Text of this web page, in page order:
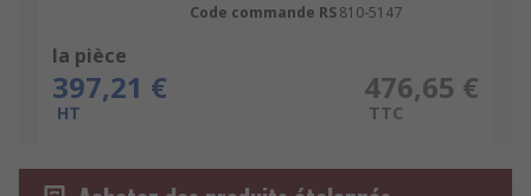
Code commande RS810-5147
la pièce
397,21 €
HT
476,65 €
TTC